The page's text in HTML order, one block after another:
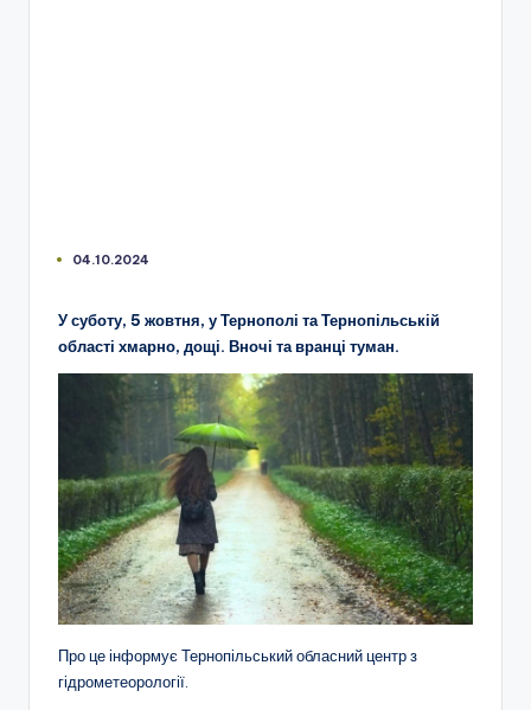
04.10.2024
У суботу, 5 жовтня, у Тернополі та Тернопільській
області хмарно, дощі. Вночі та вранці туман.
Про це інформує Тернопільський обласний центр з
гідрометеорології.